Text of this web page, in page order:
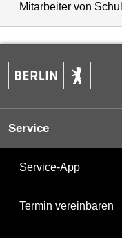
Mitarbeiter von
Service
Service-App
Termin vereinbaren